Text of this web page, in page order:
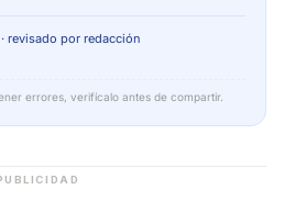
revisado por redacción
errores, verifícalo antes de compartir.